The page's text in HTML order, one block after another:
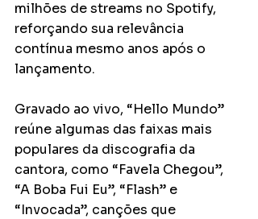
milhões de streams no Spotify,
reforçando sua relevância
contínua mesmo anos após o
lançamento.
Gravado ao vivo, “Hello Mundo”
reúne algumas das faixas mais
populares da discografia da
cantora, como “Favela Chegou”,
“A Boba Fui Eu”, “Flash” e
“Invocada”, canções que